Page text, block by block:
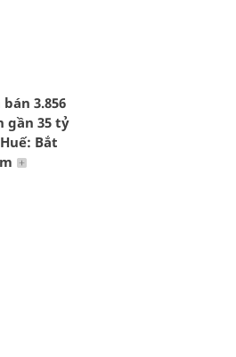
3.856
gần 35 tỷ
Bắt